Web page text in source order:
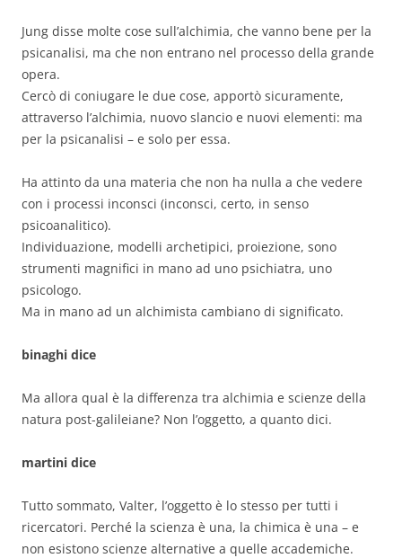
Jung disse molte cose sull’alchimia, che vanno bene per la
psicanalisi, ma che non entrano nel processo della grande
opera.
Cercò di coniugare le due cose, apportò sicuramente,
attraverso l’alchimia, nuovo slancio e nuovi elementi: ma
per la psicanalisi – e solo per essa.
Ha attinto da una materia che non ha nulla a che vedere
con i processi inconsci (inconsci, certo, in senso
psicoanalitico).
Individuazione, modelli archetipici, proiezione, sono
strumenti magnifici in mano ad uno psichiatra, uno
psicologo.
Ma in mano ad un alchimista cambiano di significato.
binaghi dice
Ma allora qual è la differenza tra alchimia e scienze della
natura post-galileiane? Non l’oggetto, a quanto dici.
martini dice
Tutto sommato, Valter, l’oggetto è lo stesso per tutti i
ricercatori. Perché la scienza è una, la chimica è una – e
non esistono scienze alternative a quelle accademiche.